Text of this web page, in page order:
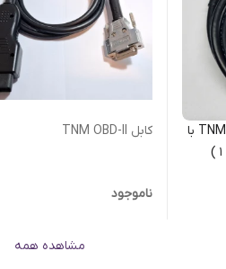
کابل OBD-II دیاگ و پروگرامر TNM با
کابل TNM OBD-II
ناموجود
مشاهده همه